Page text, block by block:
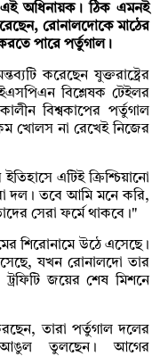
এই অধিনায়ক। ঠিক এমনই
রোনালদোকে মাঠের
পারে পর্তুগাল।
করেছেন যুক্তরাষ্ট্রের
বিশ্লেষক টেইলর
বিশ্বকাপের পর্তুগাল
খোলস না রেখেই নিজের
এটিই ক্রিশ্চিয়ানো
দল। তবে আমি মনে করি,
সেরা ফর্মে থাকবে।"
শিরোনামে উঠে এসেছে।
যখন রোনালদো তার
ট্রফিটি জয়ের শেষ মিশনে
তারা পর্তুগাল দলের
আঙুল তুলছেন। আগের